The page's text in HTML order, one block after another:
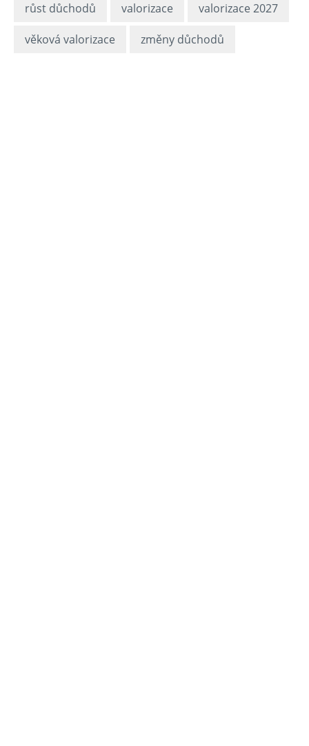
růst důchodů valorizace valorizace 2027
věková valorizace změny důchodů